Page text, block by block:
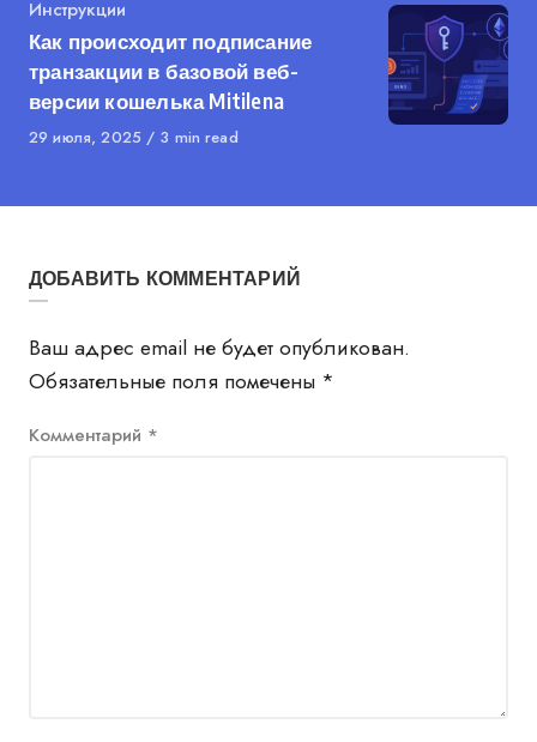
Category
Инструкции
Как происходит подписание
транзакции в базовой веб-
версии кошелька Mitilena
Published
29 июля, 2025 3 min read
ДОБАВИТЬ КОММЕНТАРИЙ
Ваш адрес email не будет опубликован.
Обязательные поля помечены *
Комментарий *